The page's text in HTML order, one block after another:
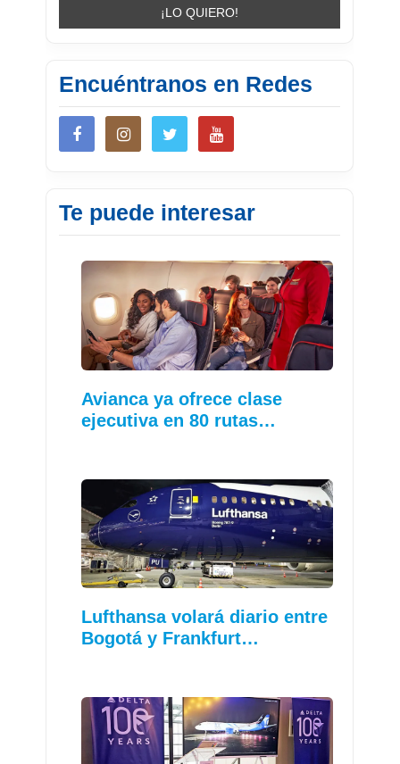
Encuéntranos en Redes
Te puede interesar
Avianca ya ofrece clase
ejecutiva en 80 rutas…
Lufthansa volará diario entre
Bogotá y Frankfurt…